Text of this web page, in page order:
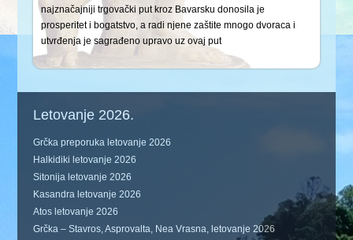
najznačajniji trgovački put kroz Bavarsku donosila je
prosperitet i bogatstvo, a radi njene zaštite mnogo dvoraca i
utvrđenja je sagrađeno upravo uz ovaj put
Letovanje 2026.
Grčka preporuka letovanje 2026
Halkidiki letovanje 2026
Sitonija letovanje 2026
Kasandra letovanje 2026
Atos letovanje 2026
Grčka – Stavros, Asprovalta, Nea Vrasna, letovanje 2026